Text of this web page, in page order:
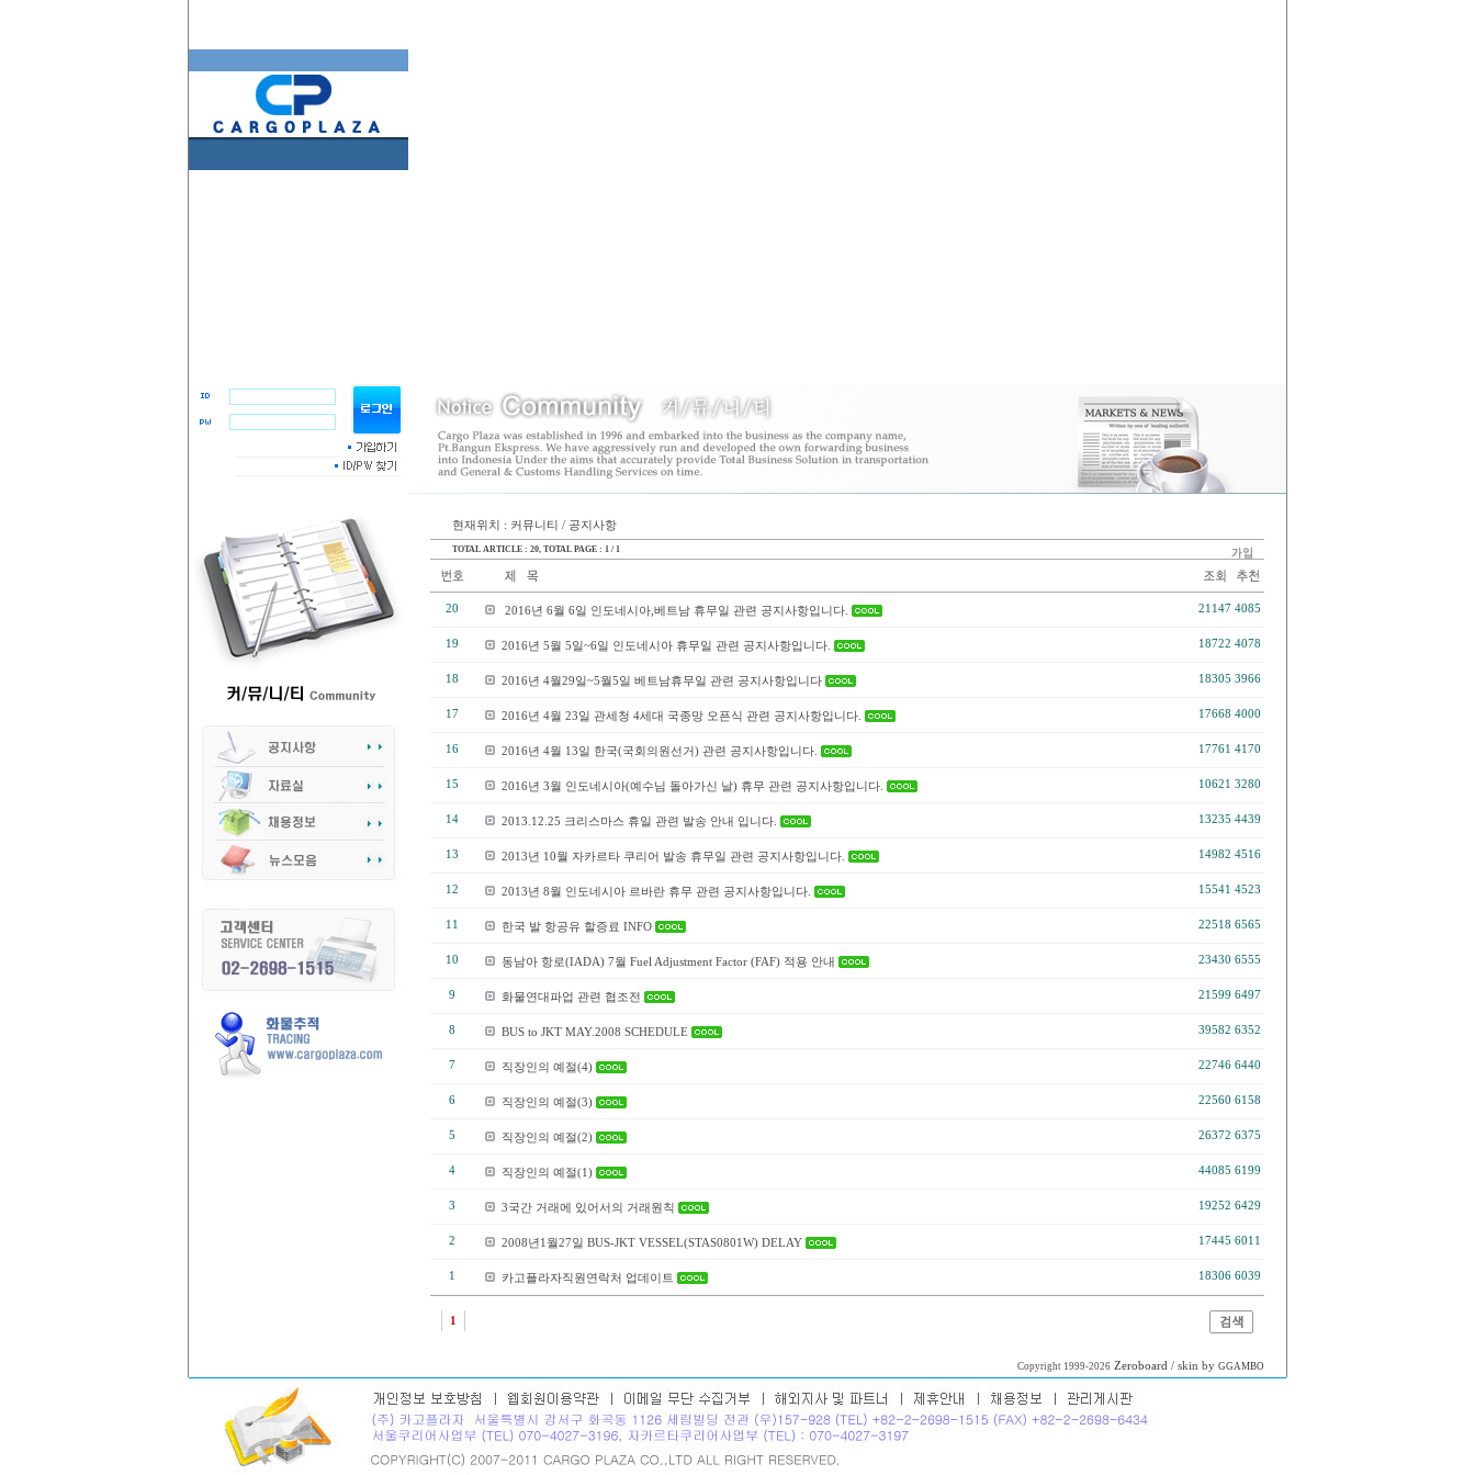
현재위치 : 커뮤니티 / 공지사항
TOTAL ARTICLE : 20 , TOTAL PAGE : 1 / 1
20 2016년 6월 6일 인도네시아,베트남 휴무일 관련 공지사항입니다. 21147 4085
19 2016년 5월 5일~6일 인도네시아 휴무일 관련 공지사항입니다. 18722 4078
18 2016년 4월29일~5월5일 베트남휴무일 관련 공지사항입니다 18305 3966
17 2016년 4월 23일 관세청 4세대 국종망 오픈식 관련 공지사항입니다. 17668 4000
16 2016년 4월 13일 한국(국회의원선거) 관련 공지사항입니다. 17761 4170
15 2016년 3월 인도네시아(예수님 돌아가신 날) 휴무 관련 공지사항입니다. 10621 3280
14 2013.12.25 크리스마스 휴일 관련 발송 안내 입니다. 13235 4439
13 2013년 10월 자카르타 쿠리어 발송 휴무일 관련 공지사항입니다. 14982 4516
12 2013년 8월 인도네시아 르바란 휴무 관련 공지사항입니다. 15541 4523
11 한국 발 항공유 할증료 INFO 22518 6565
10 동남아 항로(IADA) 7월 Fuel Adjustment Factor (FAF) 적용 안내 23430 6555
9 화물연대파업 관련 협조전 21599 6497
8 BUS to JKT MAY.2008 SCHEDULE 39582 6352
7 직장인의 예절(4) 22746 6440
6 직장인의 예절(3) 22560 6158
5 직장인의 예절(2) 26372 6375
4 직장인의 예절(1) 44085 6199
3 3국간 거래에 있어서의 거래원칙 19252 6429
2 2008년1월27일 BUS-JKT VESSEL(STAS0801W) DELAY 17445 6011
1 카고플라자직원연락처 업데이트 18306 6039
1
Copyright 1999-2026 Zeroboard / skin by GGAMBO